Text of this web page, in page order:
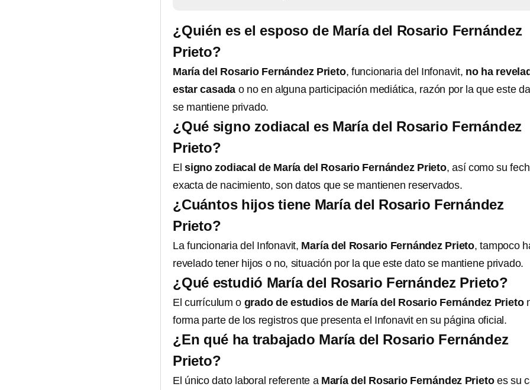
¿Quién es el esposo de María del Rosario Fernández
Prieto?
María del Rosario Fernández Prieto, funcionaria del Infonavit, no ha
estar casada o no en alguna participación mediática, razón por la que este
se mantiene privado.
¿Qué signo zodiacal es María del Rosario Fernández
Prieto?
El signo zodiacal de María del Rosario Fernández Prieto, así como su
exacta de nacimiento, son datos que se mantienen reservados.
¿Cuántos hijos tiene María del Rosario Fernández
Prieto?
La funcionaria del Infonavit, María del Rosario Fernández Prieto, tampoco
revelado tener hijos o no, situación por la que este dato se mantiene privado.
¿Qué estudió María del Rosario Fernández Prieto?
El currículum o grado de estudios de María del Rosario Fernández Prieto
forma parte de los registros que presenta el Infonavit en su página oficial.
¿En qué ha trabajado María del Rosario Fernández
Prieto?
El único dato laboral referente a María del Rosario Fernández Prietoes su